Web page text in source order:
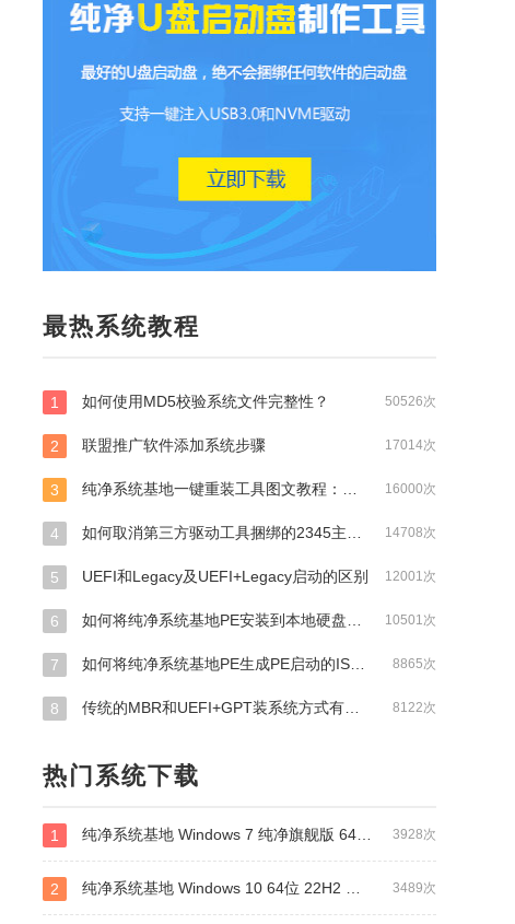
最热系统教程
50526次
1 如何使用MD5校验系统文件完整性？
17014次
2 联盟推广软件添加系统步骤
16000次
3 纯净系统基地一键重装工具图文教程：支持gpt分区安装Win7
14708次
4 如何取消第三方驱动工具捆绑的2345主页？
12001次
5 UEFI和Legacy及UEFI+Legacy启动的区别
10501次
6 如何将纯净系统基地PE安装到本地硬盘Windows启动管理器？
8865次
7 如何将纯净系统基地PE生成PE启动的ISO文件？
8122次
8 传统的MBR和UEFI+GPT装系统方式有什么区别
热门系统下载
3928次
1 纯净系统基地 Windows 7 纯净旗舰版 64位（万能驱动版）
3489次
2 纯净系统基地 Windows 10 64位 22H2 纯净专业版（驱动总裁版）